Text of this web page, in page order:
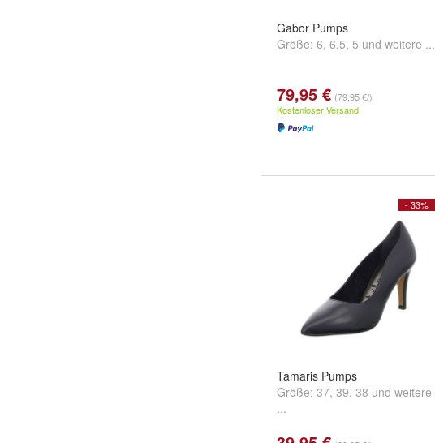
Gabor Pumps
Größe: 6, 6.5, 5 und weitere ...
79,95 € (79,95 €/)
Kostenloser Versand
- 33%
Tamaris Pumps
Größe: 37, 39, 38 und weitere
...